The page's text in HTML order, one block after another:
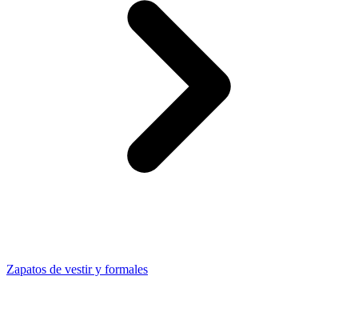
Zapatos de vestir y formales